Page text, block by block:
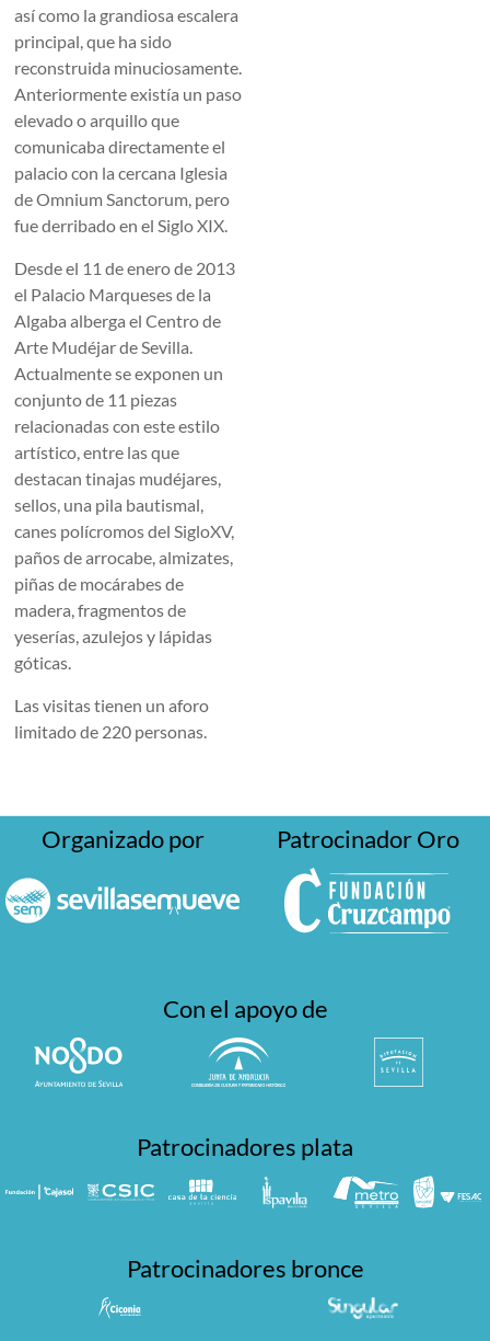
así como la grandiosa escalera
principal, que ha sido
reconstruida minuciosamente.
Anteriormente existía un paso
elevado o arquillo que
comunicaba directamente el
palacio con la cercana Iglesia
de Omnium Sanctorum, pero
fue derribado en el Siglo XIX.
Desde el 11 de enero de 2013
el Palacio Marqueses de la
Algaba alberga el Centro de
Arte Mudéjar de Sevilla.
Actualmente se exponen un
conjunto de 11 piezas
relacionadas con este estilo
artístico, entre las que
destacan tinajas mudéjares,
sellos, una pila bautismal,
canes polícromos del SigloXV,
paños de arrocabe, almizates,
piñas de mocárabes de
madera, fragmentos de
yeserías, azulejos y lápidas
góticas.
Las visitas tienen un aforo
limitado de 220 personas.
Organizado por Patrocinador Oro
Con el apoyo de
Patrocinadores plata
Patrocinadores bronce